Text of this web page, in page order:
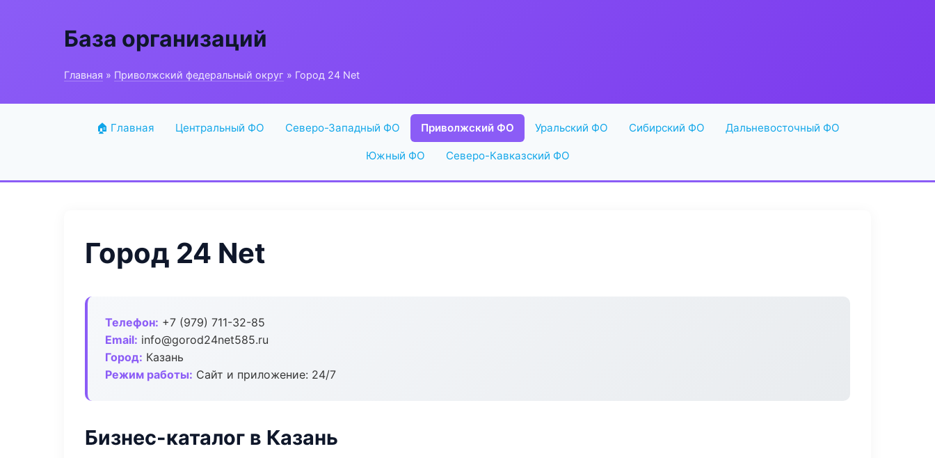
База организаций
Главная » Приволжский федеральный округ » Город 24 Net
🏠 Главная Центральный ФО Северо-Западный ФО Приволжский ФО Уральский ФО Сибирский ФО Дальневосточный ФО
Южный ФО Северо-Кавказский ФО
Город 24 Net
Телефон: +7 (979) 711-32-85
Email: info@gorod24net585.ru
Город: Казань
Режим работы: Сайт и приложение: 24/7
Бизнес-каталог в Казань